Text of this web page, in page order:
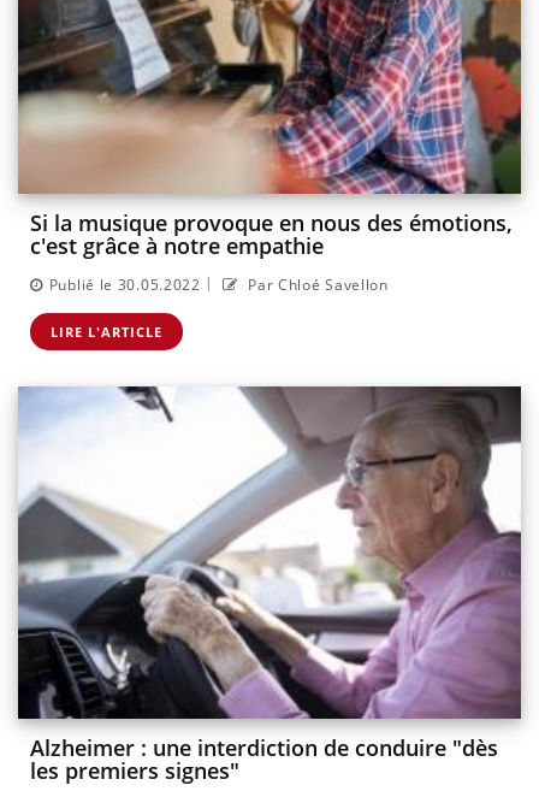
Si la musique provoque en nous des émotions,
c'est grâce à notre empathie
Publié le 30.05.2022 | Par Chloé Savellon
LIRE L'ARTICLE
Alzheimer : une interdiction de conduire "dès
les premiers signes"